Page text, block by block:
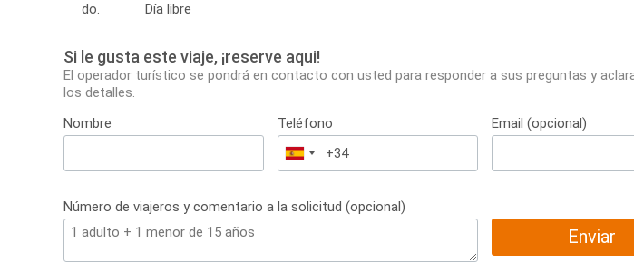
do.
Día libre
Si le gusta este viaje, ¡reserve aqui!
El operador turístico se pondrá en contacto con usted para responder a sus preguntas y
los detalles.
Nombre
Teléfono
España
+34
Email (opcional)
Número de viajeros y comentario a la solicitud (opcional)
Enviar